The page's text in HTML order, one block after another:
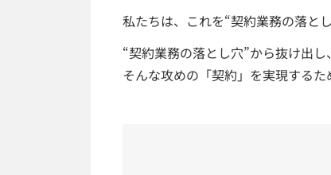
私たちは、これを“契約業務の落と
“契約業務の落とし穴”から抜け出
そんな攻めの「契約」を実現する